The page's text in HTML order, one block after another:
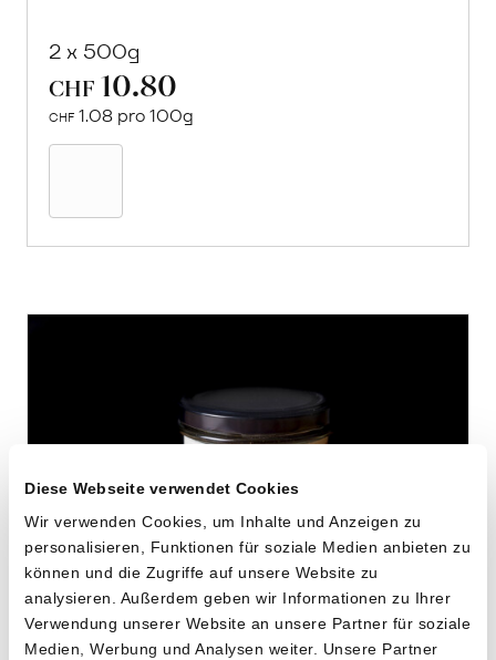
Diese Webseite verwendet Cookies
Wir verwenden Cookies, um Inhalte und Anzeigen zu
personalisieren, Funktionen für soziale Medien anbieten zu
können und die Zugriffe auf unsere Website zu
analysieren. Außerdem geben wir Informationen zu Ihrer
Verwendung unserer Website an unsere Partner für soziale
Medien, Werbung und Analysen weiter. Unsere Partner
2 x 500g
CHF 10.80
CHF 1.08 pro 100g
Knochenbrühe vom